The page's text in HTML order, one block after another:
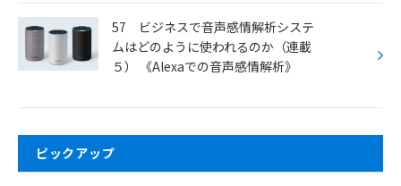
57 ビジネスで音声感情解析システ
ムはどのように使われるのか（連載
５） 《Alexaでの音声感情解析》
ピックアップ